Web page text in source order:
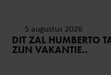
5 augustus 2026
DIT ZAL HUMBERTO
ZIJN VAKANTIE..